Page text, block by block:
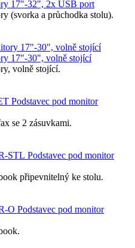
17"-32", 2x USB port
(svorka a průchodka stolu).
17"-30", volně stojící
volně stojící.
Podstavec pod monitor
se 2 zásuvkami.
Podstavec pod monitor
připevnitelný ke stolu.
Podstavec pod monitor